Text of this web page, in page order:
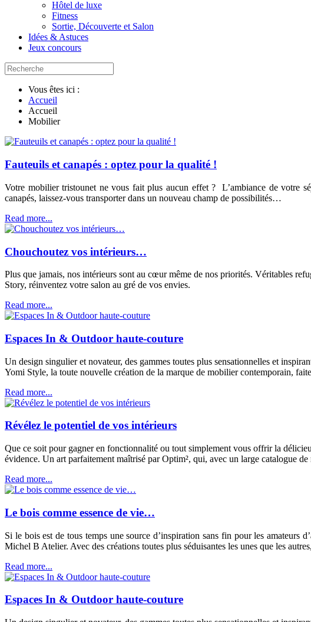
Hôtel de luxe
Fitness
Sortie, Découverte et Salon
Idées & Astuces
Jeux concours
Vous êtes ici :
Accueil
Accueil
Mobilier
Fauteuils et canapés : optez pour la qualité !
Votre mobilier tristounet ne vous fait plus aucun effet ? L’ambiance de votre
canapés, laissez-vous transporter dans un nouveau champ de possibilités…
Read more...
Chouchoutez vos intérieurs…
Plus que jamais, nos intérieurs sont au cœur même de nos priorités. Véritables
Story, réinventez votre salon au gré de vos envies.
Read more...
Espaces In & Outdoor haute-couture
Un design singulier et novateur, des gammes toutes plus sensationnelles et
Yomi Style, la toute nouvelle création de la marque de mobilier contemporain,
Read more...
Révélez le potentiel de vos intérieurs
Que ce soit pour gagner en fonctionnalité ou tout simplement vous offrir la
évidence. Un art parfaitement maîtrisé par Optim², qui, avec un large catalogue
Read more...
Le bois comme essence de vie…
Si le bois est de tous temps une source d’inspiration sans fin pour les amateurs
Michel B Atelier. Avec des créations toutes plus séduisantes les unes que les
Read more...
Espaces In & Outdoor haute-couture